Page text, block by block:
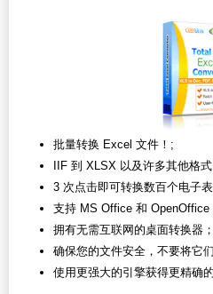
批量转换 Excel 文件！;
IIF 到 XLSX 以及许多其他格式
3 次点击即可转换数百个电子表
支持 MS Office 和 OpenOffice
拥有无需互联网的桌面转换器；
确保您的文件安全，不要将它
使用更强大的引擎获得更精确的